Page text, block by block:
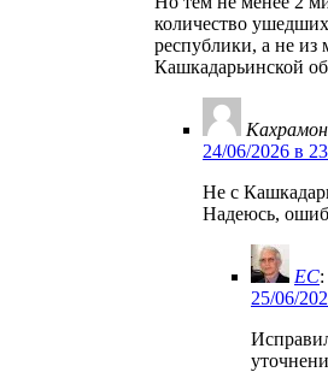
количество
республики, а не из
Кашкадарьинской
Кахрамон
24/06/2026 в
Не с
Надеюсь,
EC:
25/06/